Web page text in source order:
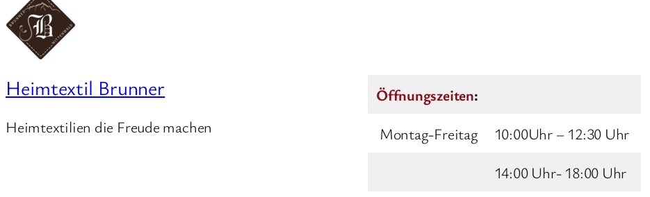
Heimtextil Brunner
Heimtextilien die Freude machen
Öffnungszeiten:
Montag-Freitag
10:00Uhr – 12:30 Uhr
14:00 Uhr- 18:00 Uhr